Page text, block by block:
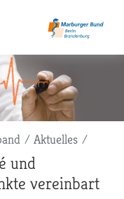
Aktuelles
und
vereinbart